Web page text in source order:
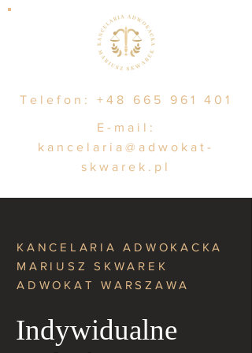
Telefon: +48 665 961 401
E-mail:
kancelaria@adwokat-
skwarek.pl
KANCELARIA ADWOKACKA
MARIUSZ SKWAREK
ADWOKAT WARSZAWA
Indywidualne